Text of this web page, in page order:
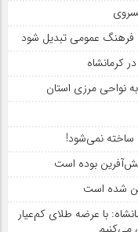
فرهنگ عمومی تبدیل شود
کرمانشاه
به نواحی مرزی استان
ساخته نمی‌شود!
بوده است
شده است
استاندارد کرمانشاه: با عرضه طلای کم‌عیار
می‌کنیم